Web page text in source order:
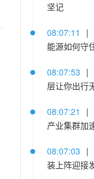
坚记
08:07:11 |
能源如何守
08:07:53 |
层让你出行
08:07:21 |
产业集群加
08:07:03 |
装上阵迎接